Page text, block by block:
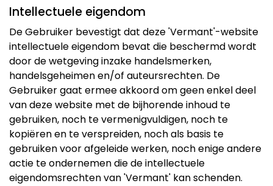
Intellectuele eigendom
De Gebruiker bevestigt dat deze 'Vermant'-website
intellectuele eigendom bevat die beschermd wordt
door de wetgeving inzake handelsmerken,
handelsgeheimen en/of auteursrechten. De
Gebruiker gaat ermee akkoord om geen enkel deel
van deze website met de bijhorende inhoud te
gebruiken, noch te vermenigvuldigen, noch te
kopiëren en te verspreiden, noch als basis te
gebruiken voor afgeleide werken, noch enige andere
actie te ondernemen die de intellectuele
eigendomsrechten van 'Vermant' kan schenden.